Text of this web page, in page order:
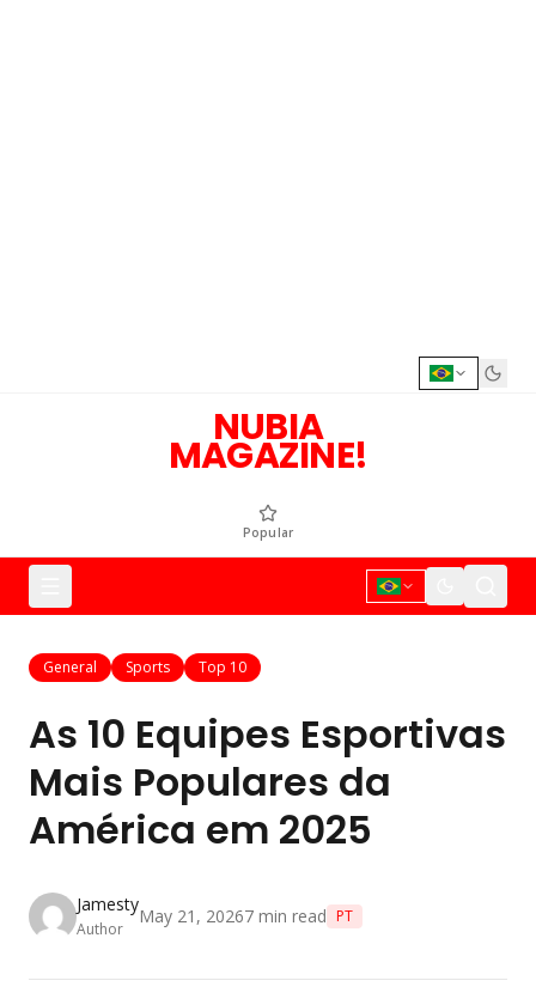
NUBIA
MAGAZINE!
Popular
General Sports Top 10
As 10 Equipes Esportivas
Mais Populares da
América em 2025
Jamesty
Author
May 21, 20267 min read PT